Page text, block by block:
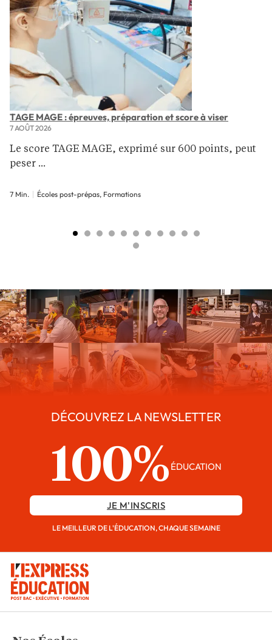
TAGE MAGE : épreuves, préparation et score à viser
7 AOÛT 2026
Le score TAGE MAGE, exprimé sur 600 points, peut
peser ...
7 Min. Écoles post-prépas, Formations
DÉCOUVREZ LA NEWSLETTER
100% ÉDUCATION
JE M'INSCRIS
LE MEILLEUR DE L'ÉDUCATION, CHAQUE SEMAINE